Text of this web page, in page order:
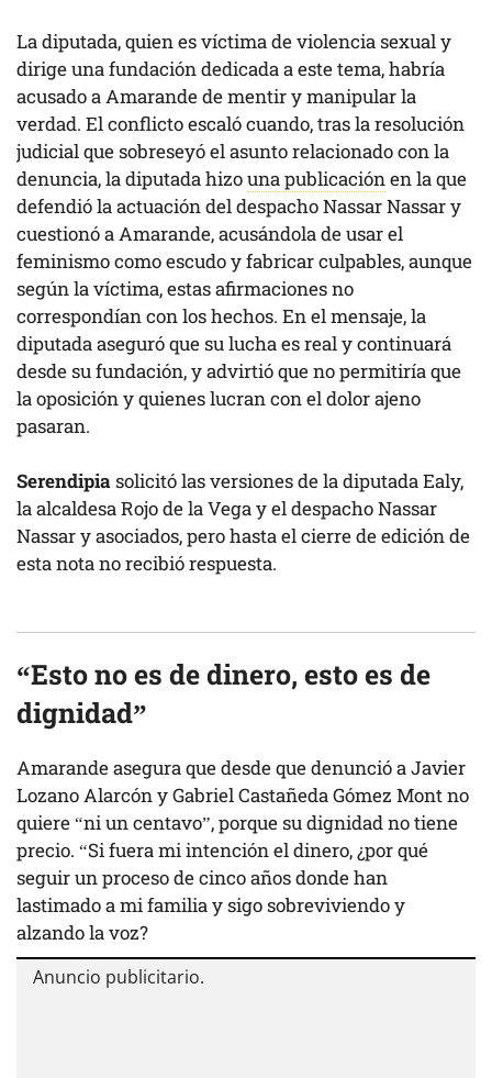
La diputada, quien es víctima de violencia sexual y
dirige una fundación dedicada a este tema, habría
acusado a Amarande de mentir y manipular la
verdad. El conflicto escaló cuando, tras la resolución
judicial que sobreseyó el asunto relacionado con la
denuncia, la diputada hizouna publicaciónen la que
defendió la actuación del despacho Nassar Nassar y
cuestionó a Amarande, acusándola de usar el
feminismo como escudo y fabricar culpables, aunque
según la víctima, estas afirmaciones no
correspondían con los hechos. En el mensaje, la
diputada aseguró que su lucha es real y continuará
desde su fundación, y advirtió que no permitiría que
la oposición y quienes lucran con el dolor ajeno
pasaran.
Serendipiasolicitó las versiones de la diputada Ealy,
la alcaldesa Rojo de la Vega y el despacho Nassar
Nassar y asociados, pero hasta el cierre de edición de
esta nota no recibió respuesta.
“Esto no es de dinero, esto es de
dignidad”
Amarande asegura que desde que denunció a Javier
Lozano Alarcón y Gabriel Castañeda Gómez Mont no
quiere “ni un centavo”, porque su dignidad no tiene
precio. “Si fuera mi intención el dinero, ¿por qué
seguir un proceso de cinco años donde han
lastimado a mi familia y sigo sobreviviendo y
alzando la voz?